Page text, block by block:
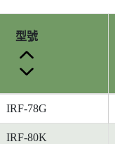
型號
IRF-78G
IRF-80K